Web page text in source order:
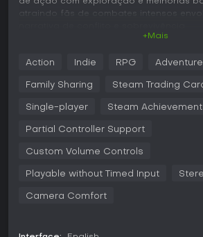
atraindo fãs de combates intensos
com ênfase em reflexos rápidos e
perseguem sem piedade. Como
builds variadas baseadas em stats
recompensando cada abate com loot
que servem para aprimorar
geração procedural aumenta a
posições de inimigos, pontos de
+Mais
Action Indie RPG Adventure
Family Sharing Steam Trading
Single-player Steam
Partial Controller Support
Custom Volume Controls
Playable without Timed Input
Camera Comfort